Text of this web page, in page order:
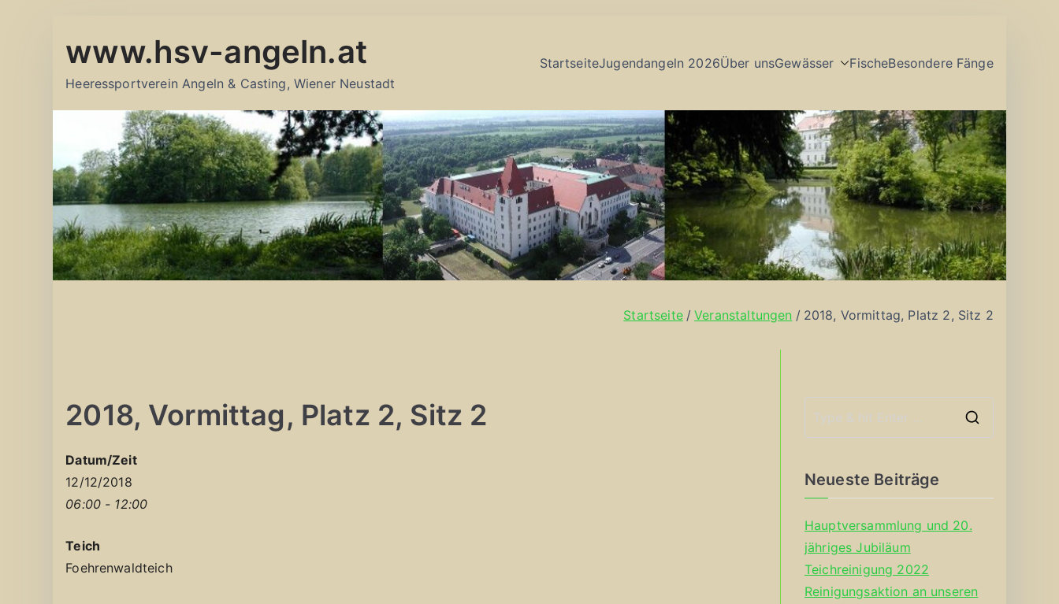
Inhalt
www.hsv-angeln.at
Heeressportverein Angeln & Casting, Wiener Neustadt
StartseiteJugendangeln 2026Über unsGewässer FischeBesondere Fänge
Startseite Veranstaltungen 2018, Vormittag, Platz 2, Sitz 2
2018, Vormittag, Platz 2, Sitz 2
Datum/Zeit
12/12/2018
06:00 - 12:00
Teich
Foehrenwaldteich
Neueste Beiträge
Hauptversammlung und 20.
jähriges Jubiläum
Teichreinigung 2022
Reinigungsaktion an unseren